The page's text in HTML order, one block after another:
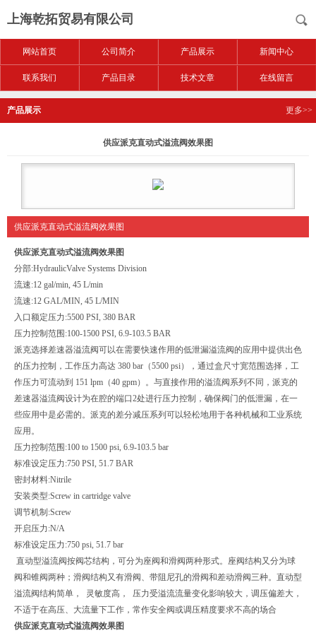
上海乾拓贸易有限公司
网站首页 公司简介 产品展示 新闻中心
联系我们 产品目录 技术文章 在线留言
产品展示 更多>>
供应派克直动式溢流阀效果图
供应派克直动式溢流阀效果图
供应派克直动式溢流阀效果图
分部:HydraulicValve Systems Division
流速:12 gal/min, 45 L/min
流速:12 GAL/MIN, 45 L/MIN
入口额定压力:5500 PSI, 380 BAR
压力控制范围:100-1500 PSI, 6.9-103.5 BAR
派克选择差速器溢流阀可以在需要快速作用的低泄漏溢流阀的应用中提供出色
的压力控制，工作压力高达 380 bar（5500 psi），通过盒尺寸宽范围选择，工
作压力可流动到 151 lpm（40 gpm）。与直接作用的溢流阀系列不同，派克的
差速器溢流阀设计为在腔的端口2处进行压力控制，确保阀门的低泄漏，在一
些应用中是必需的。派克的差分减压系列可以轻松地用于各种机械和工业系统
应用。
压力控制范围:100 to 1500 psi, 6.9-103.5 bar
标准设定压力:750 PSI, 51.7 BAR
密封材料:Nitrile
安装类型:Screw in cartridge valve
调节机制:Screw
开启压力:N/A
标准设定压力:750 psi, 51.7 bar
直动型溢流阀按阀芯结构，可分为座阀和滑阀两种形式。座阀结构又分为球
阀和锥阀两种；滑阀结构又有滑阀、带阻尼孔的滑阀和差动滑阀三种。直动型
溢流阀结构简单， 灵敏度高， 压力受溢流流量变化影响较大，调压偏差大，
不适于在高压、大流量下工作，常作安全阀或调压精度要求不高的场合
供应派克直动式溢流阀效果图